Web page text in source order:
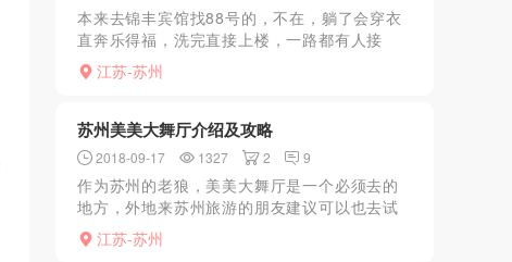
本来去锦丰宾馆找88号的，不在，躺了会穿衣
直奔乐得福，洗完直接上楼，一路都有人接
待，进包厢后前两个都pass了，第三个还不
错，我比较看看第一眼顺不顺，先按摩，之后
江苏-苏州
苏州美美大舞厅介绍及攻略
2018-09-17 1327 2 9
作为苏州的老狼，美美大舞厅是一个必须去的
地方，外地来苏州旅游的朋友建议可以也去试
一下。简单的来说，美美就是黑灯舞，什么是
黑灯舞我就不介绍了，有兴趣的可以自己百度
江苏-苏州